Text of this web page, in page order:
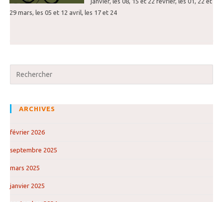
29 mars, les 05 et 12 avril, les 17 et 24
ARCHIVES
février 2026
septembre 2025
mars 2025
janvier 2025